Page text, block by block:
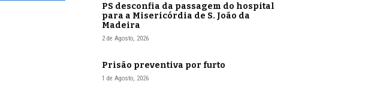
PS desconfia da passagem do hospital
para a Misericórdia de S. João da
Madeira
2 de Agosto, 2026
Prisão preventiva por furto
1 de Agosto, 2026